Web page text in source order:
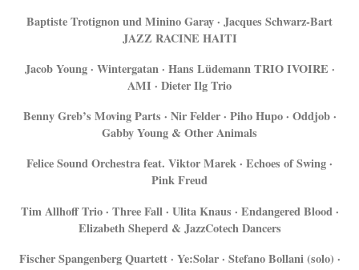
Baptiste Trotignon und Minino Garay · Jacques Schwarz-Bart
JAZZ RACINE HAITI
Jacob Young · Wintergatan · Hans Lüdemann TRIO IVOIRE ·
AMI · Dieter Ilg Trio
Benny Greb’s Moving Parts · Nir Felder · Piho Hupo · Oddjob ·
Gabby Young & Other Animals
Felice Sound Orchestra feat. Viktor Marek · Echoes of Swing ·
Pink Freud
Tim Allhoff Trio · Three Fall · Ulita Knaus · Endangered Blood ·
Elizabeth Sheperd & JazzCotech Dancers
Fischer Spangenberg Quartett · Ye:Solar · Stefano Bollani (solo) ·